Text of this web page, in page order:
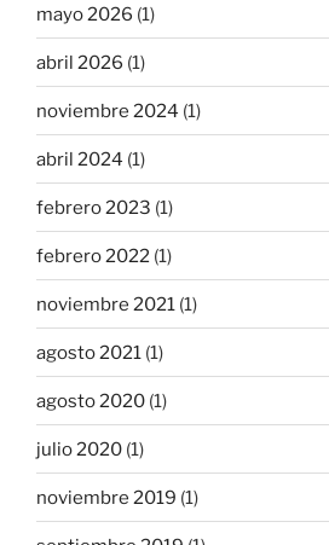
mayo 2026 (1)
abril 2026 (1)
noviembre 2024 (1)
abril 2024 (1)
febrero 2023 (1)
febrero 2022 (1)
noviembre 2021 (1)
agosto 2021 (1)
agosto 2020 (1)
julio 2020 (1)
noviembre 2019 (1)